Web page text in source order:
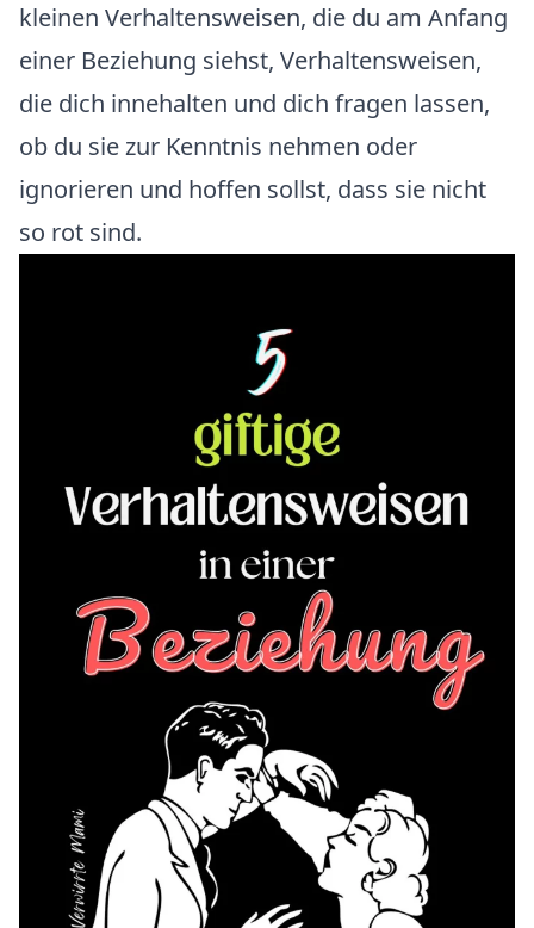
kleinen Verhaltensweisen, die du am Anfang
einer Beziehung siehst, Verhaltensweisen,
die dich innehalten und dich fragen lassen,
ob du sie zur Kenntnis nehmen oder
ignorieren und hoffen sollst, dass sie nicht
so rot sind.